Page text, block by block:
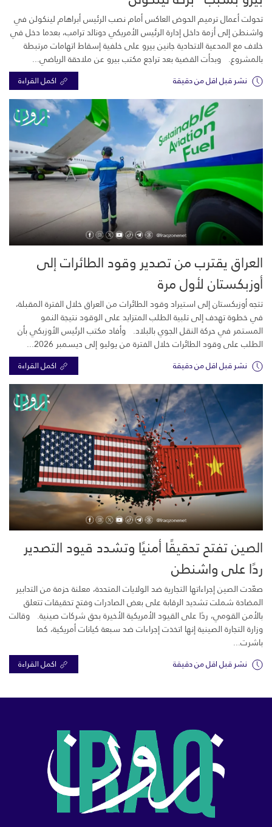
تحولت أعمال ترميم الحوض العاكس أمام نصب الرئيس أبراهام لينكولن في
واشنطن إلى أزمة داخل إدارة الرئيس الأمريكي دونالد ترامب، بعدما دخل في
خلاف مع المدعية الاتحادية جانين بيرو على خلفية إسقاط اتهامات مرتبطة
بالمشروع. وبدأت القضية بعد تراجع مكتب بيرو عن ملاحقة الرياضي...
نشر قبل اقل من دقيقة اكمل القراءة
العراق يقترب من تصدير وقود الطائرات إلى
أوزبكستان لأول مرة
تتجه أوزبكستان إلى استيراد وقود الطائرات من العراق خلال الفترة المقبلة،
في خطوة تهدف إلى تلبية الطلب المتزايد على الوقود نتيجة النمو
المستمر في حركة النقل الجوي بالبلاد. وأفاد مكتب الرئيس الأوزبكي بأن
الطلب على وقود الطائرات خلال الفترة من يوليو إلى ديسمبر 2026...
نشر قبل اقل من دقيقة اكمل القراءة
الصين تفتح تحقيقًا أمنيًا وتشدد قيود التصدير
ردًا على واشنطن
صعّدت الصين إجراءاتها التجارية ضد الولايات المتحدة، معلنة حزمة من التدابير
المضادة شملت تشديد الرقابة على بعض الصادرات وفتح تحقيقات تتعلق
بالأمن القومي، ردًا على القيود الأمريكية الأخيرة بحق شركات صينية. وقالت
وزارة التجارة الصينية إنها اتخذت إجراءات ضد سبعة كيانات أمريكية، كما
باشرت...
نشر قبل اقل من دقيقة اكمل القراءة